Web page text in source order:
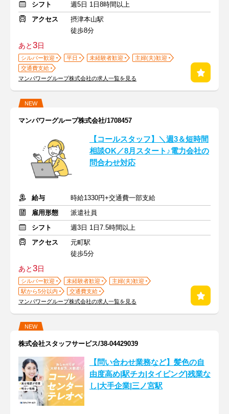
シフト
週5日 1日8時間以上
アクセス
摂津本山駅
徒歩8分
あと3日
シルバー歓迎 平日 未経験者歓迎
主婦(夫)歓迎
交通費支給
マンパワーグループ株式会社の求人一覧を見る
NEW
マンパワーグループ株式会社/1708457
【コールスタッフ】＼週3＆短時間
相談OK／8月スタート♪電力会社の
問合わせ対応
給与
時給1330円+交通費一部支給
雇用形態
派遣社員
シフト
週3日 1日7.5時間以上
アクセス
元町駅
徒歩5分
あと3日
シルバー歓迎 未経験者歓迎
主婦(夫)歓迎
駅から5分以内
交通費支給
マンパワーグループ株式会社の求人一覧を見る
NEW
株式会社スタッフサービス/38-04429039
【問い合わせ業務など】髪色の自
由度高め|駅チカ|タイピング|残業な
し|大手企業|三ノ宮駅